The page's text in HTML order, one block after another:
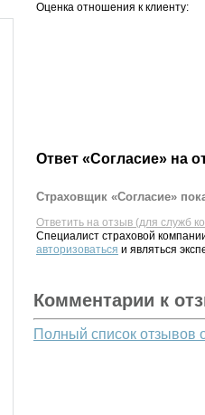
Оценка отношения к клиенту:
Ответ «Согласие» на
Страховщик «Согласие»
Ответить на отзыв (для служб
Специалист страховой
авторизоваться и являться
Комментарии к
Полный список отзывов